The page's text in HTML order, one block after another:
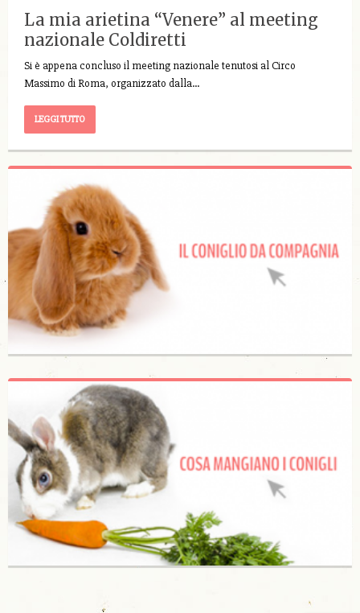
La mia arietina “Venere” al meeting
nazionale Coldiretti
Si è appena concluso il meeting nazionale tenutosi al Circo
Massimo di Roma, organizzato dalla…
LEGGI TUTTO